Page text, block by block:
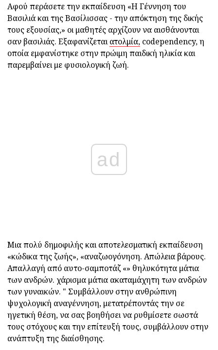
Αφού περάσετε την εκπαίδευση «Η Γέννηση του
Βασιλιά και της Βασίλισσας - την απόκτηση της δικής
τους εξουσίας,» οι μαθητές αρχίζουν να αισθάνονται
σαν βασιλιάς. Εξαφανίζεταιατολμία, codependency, η
οποία εμφανίστηκε στην πρώιμη παιδική ηλικία και
παρεμβαίνει με φυσιολογική ζωή.
ad
Μια πολύ δημοφιλής και αποτελεσματική εκπαίδευση
«κώδικα της ζωής», «αναζωογόνηση. Απώλεια βάρους.
Απαλλαγή από αυτο-σαμποτάζ «» θηλυκότητα μάτια
των ανδρών. χάρισμα μάτια ακαταμάχητη των ανδρών
των γυναικών. " Συμβάλλουν στην ανθρώπινη
ψυχολογική αναγέννηση, μετατρέποντάς την σε
ηγετική θέση, να σας βοηθήσει να ρυθμίσετε σωστά
τους στόχους και την επίτευξή τους, συμβάλλουν στην
ανάπτυξη της διαίσθησης.